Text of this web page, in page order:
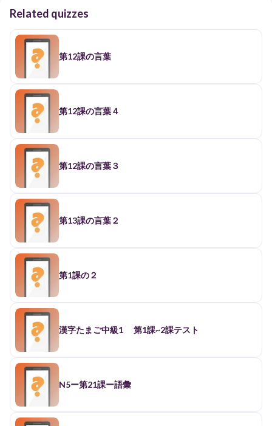
Related quizzes
第12課の言葉
第12課の言葉４
第12課の言葉３
第13課の言葉２
第1課の２
漢字たまご中級1 第1課~2課テスト
N5ー第21課ー語彙